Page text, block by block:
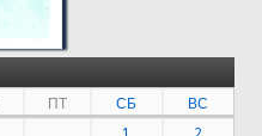
ПТ СБ
ВС